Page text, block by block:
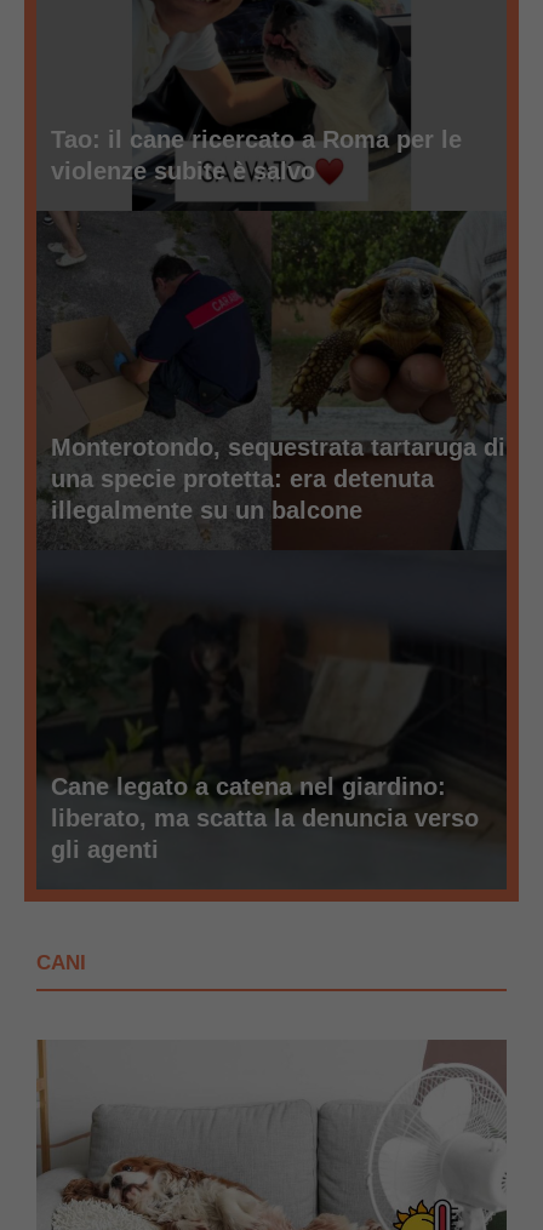
Tao: il cane ricercato a Roma per le
violenze subite è salvo
Monterotondo, sequestrata tartaruga di
una specie protetta: era detenuta
illegalmente su un balcone
Cane legato a catena nel giardino:
liberato, ma scatta la denuncia verso
gli agenti
CANI